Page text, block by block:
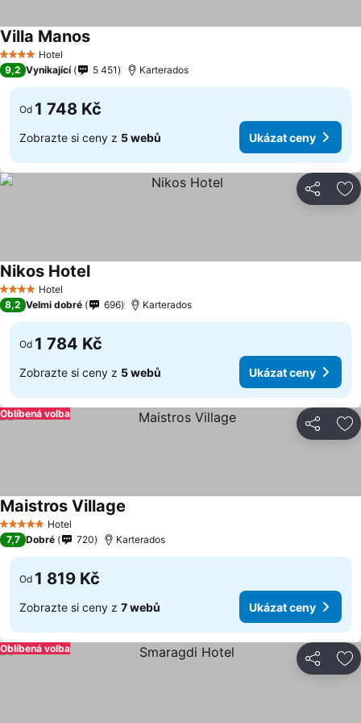
4 Počet hvězdiček
Hotel
Villa Manos
9,2 Vynikající 5 451 Karterados
Od 1 748 Kč
Zobrazte si ceny z 5 webů Ukázat ceny
Sdílet
4 Počet hvězdiček
Hotel
Nikos Hotel
8,2 Velmi dobré 696 Karterados
Od 1 784 Kč
Zobrazte si ceny z 5 webů Ukázat ceny
Sdílet
Oblíbená volba
5 Počet hvězdiček
Hotel
Maistros Village
7,7 Dobré 720 Karterados
Od 1 819 Kč
Zobrazte si ceny z 7 webů Ukázat ceny
Sdílet
Oblíbená volba